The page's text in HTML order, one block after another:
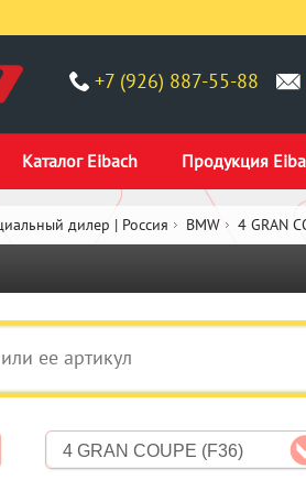
+7 (926) 887-55-88
Каталог Eibach Продукция
дилер | Россия BMW 4 GRAN
4 GRAN COUPE (F36)